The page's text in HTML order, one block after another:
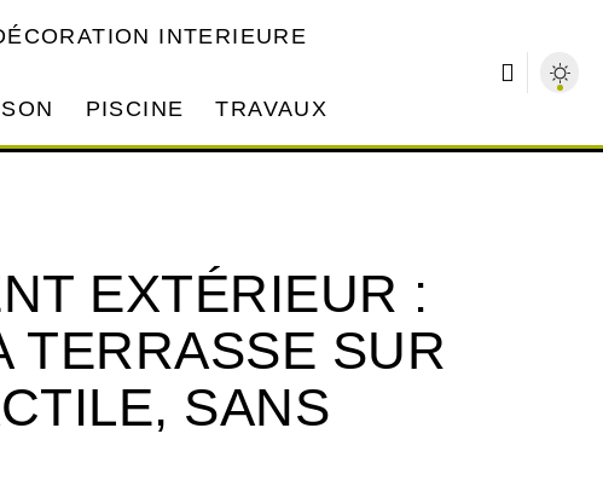
INTERIEURE
PISCINE TRAVAUX
EXTÉRIEUR :
TERRASSE SUR
SANS